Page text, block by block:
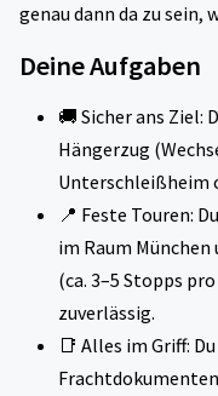
genau dann da zu sein,
Deine Aufgaben
🚚 Sicher ans Ziel:
Hängerzug
Unterschleißheim
📍 Feste Touren:
im Raum
(ca. 3–5 Stopps
zuverlässig.
📑 Alles im Griff: